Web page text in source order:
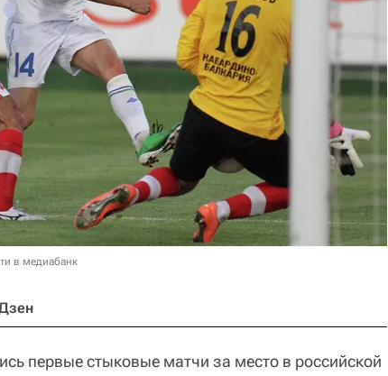
в медиабанк
первые стыковые матчи за место в российской